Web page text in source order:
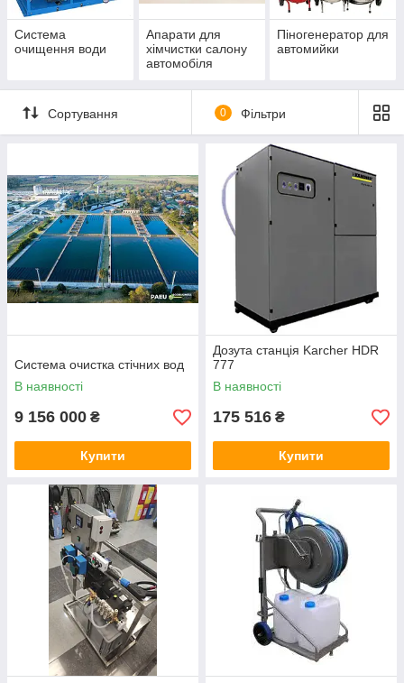
Система
очищення води
Апарати для
хімчистки салону
автомобіля
Піногенератор для
автомийки
Сортування 0 Фільтри
Система очистка стічних вод
В наявності
9 156 000 ₴
Купити
Дозута станція Karcher HDR
777
В наявності
175 516 ₴
Купити